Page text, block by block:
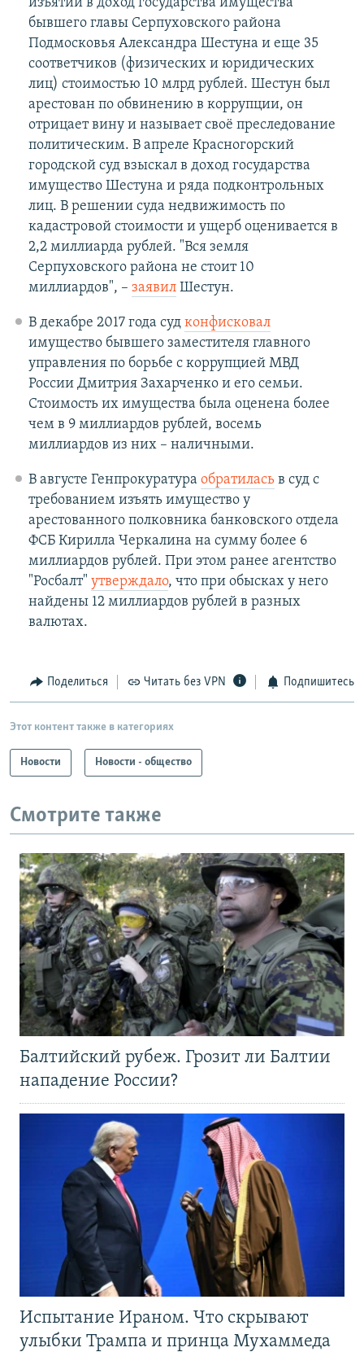
бывшего главы Серпуховского района
Подмосковья Александра Шестуна и еще 35
соответчиков (физических и юридических
лиц) стоимостью 10 млрд рублей. Шестун был
арестован по обвинению в коррупции, он
отрицает вину и называет своё преследование
политическим. В апреле Красногорский
городской суд взыскал в доход государства
имущество Шестуна и ряда подконтрольных
лиц. В решении суда недвижимость по
кадастровой стоимости и ущерб оценивается в
2,2 миллиарда рублей. "Вся земля
Серпуховского района не стоит 10
миллиардов", – заявилШестун.
В декабре 2017 года суд конфисковал
имущество бывшего заместителя главного
управления по борьбе с коррупцией МВД
России Дмитрия Захарченко и его семьи.
Стоимость их имущества была оценена более
чем в 9 миллиардов рублей, восемь
миллиардов из них – наличными.
В августе Генпрокуратура обратиласьв суд с
требованием изъять имущество у
арестованного полковника банковского отдела
ФСБ Кирилла Черкалина на сумму более 6
миллиардов рублей. При этом ранее агентство
"Росбалт" утверждало, что при обысках у него
найдены 12 миллиардов рублей в разных
валютах.
Поделиться Читать без VPN Подпишитесь
Этот контент также в категориях
Новости Новости - общество
Смотрите также
Балтийский рубеж. Грозит ли Балтии
нападение России?
Испытание Ираном. Что скрывают
улыбки Трампа и принца Мухаммеда